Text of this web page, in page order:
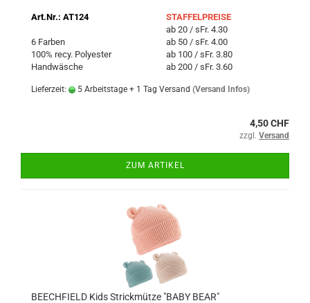
Art.Nr.: AT124
STAFFELPREISE
ab 20 / sFr. 4.30
6 Farben
ab 50 / sFr. 4.00
100% recy. Polyester
ab 100 / sFr. 3.80
Handwäsche
ab 200 / sFr. 3.60
Lieferzeit: 5 Arbeitstage + 1 Tag Versand (Versand Infos)
4,50 CHF
zzgl. Versand
ZUM ARTIKEL
BEECHFIELD Kids Strickmütze "BABY BEAR"